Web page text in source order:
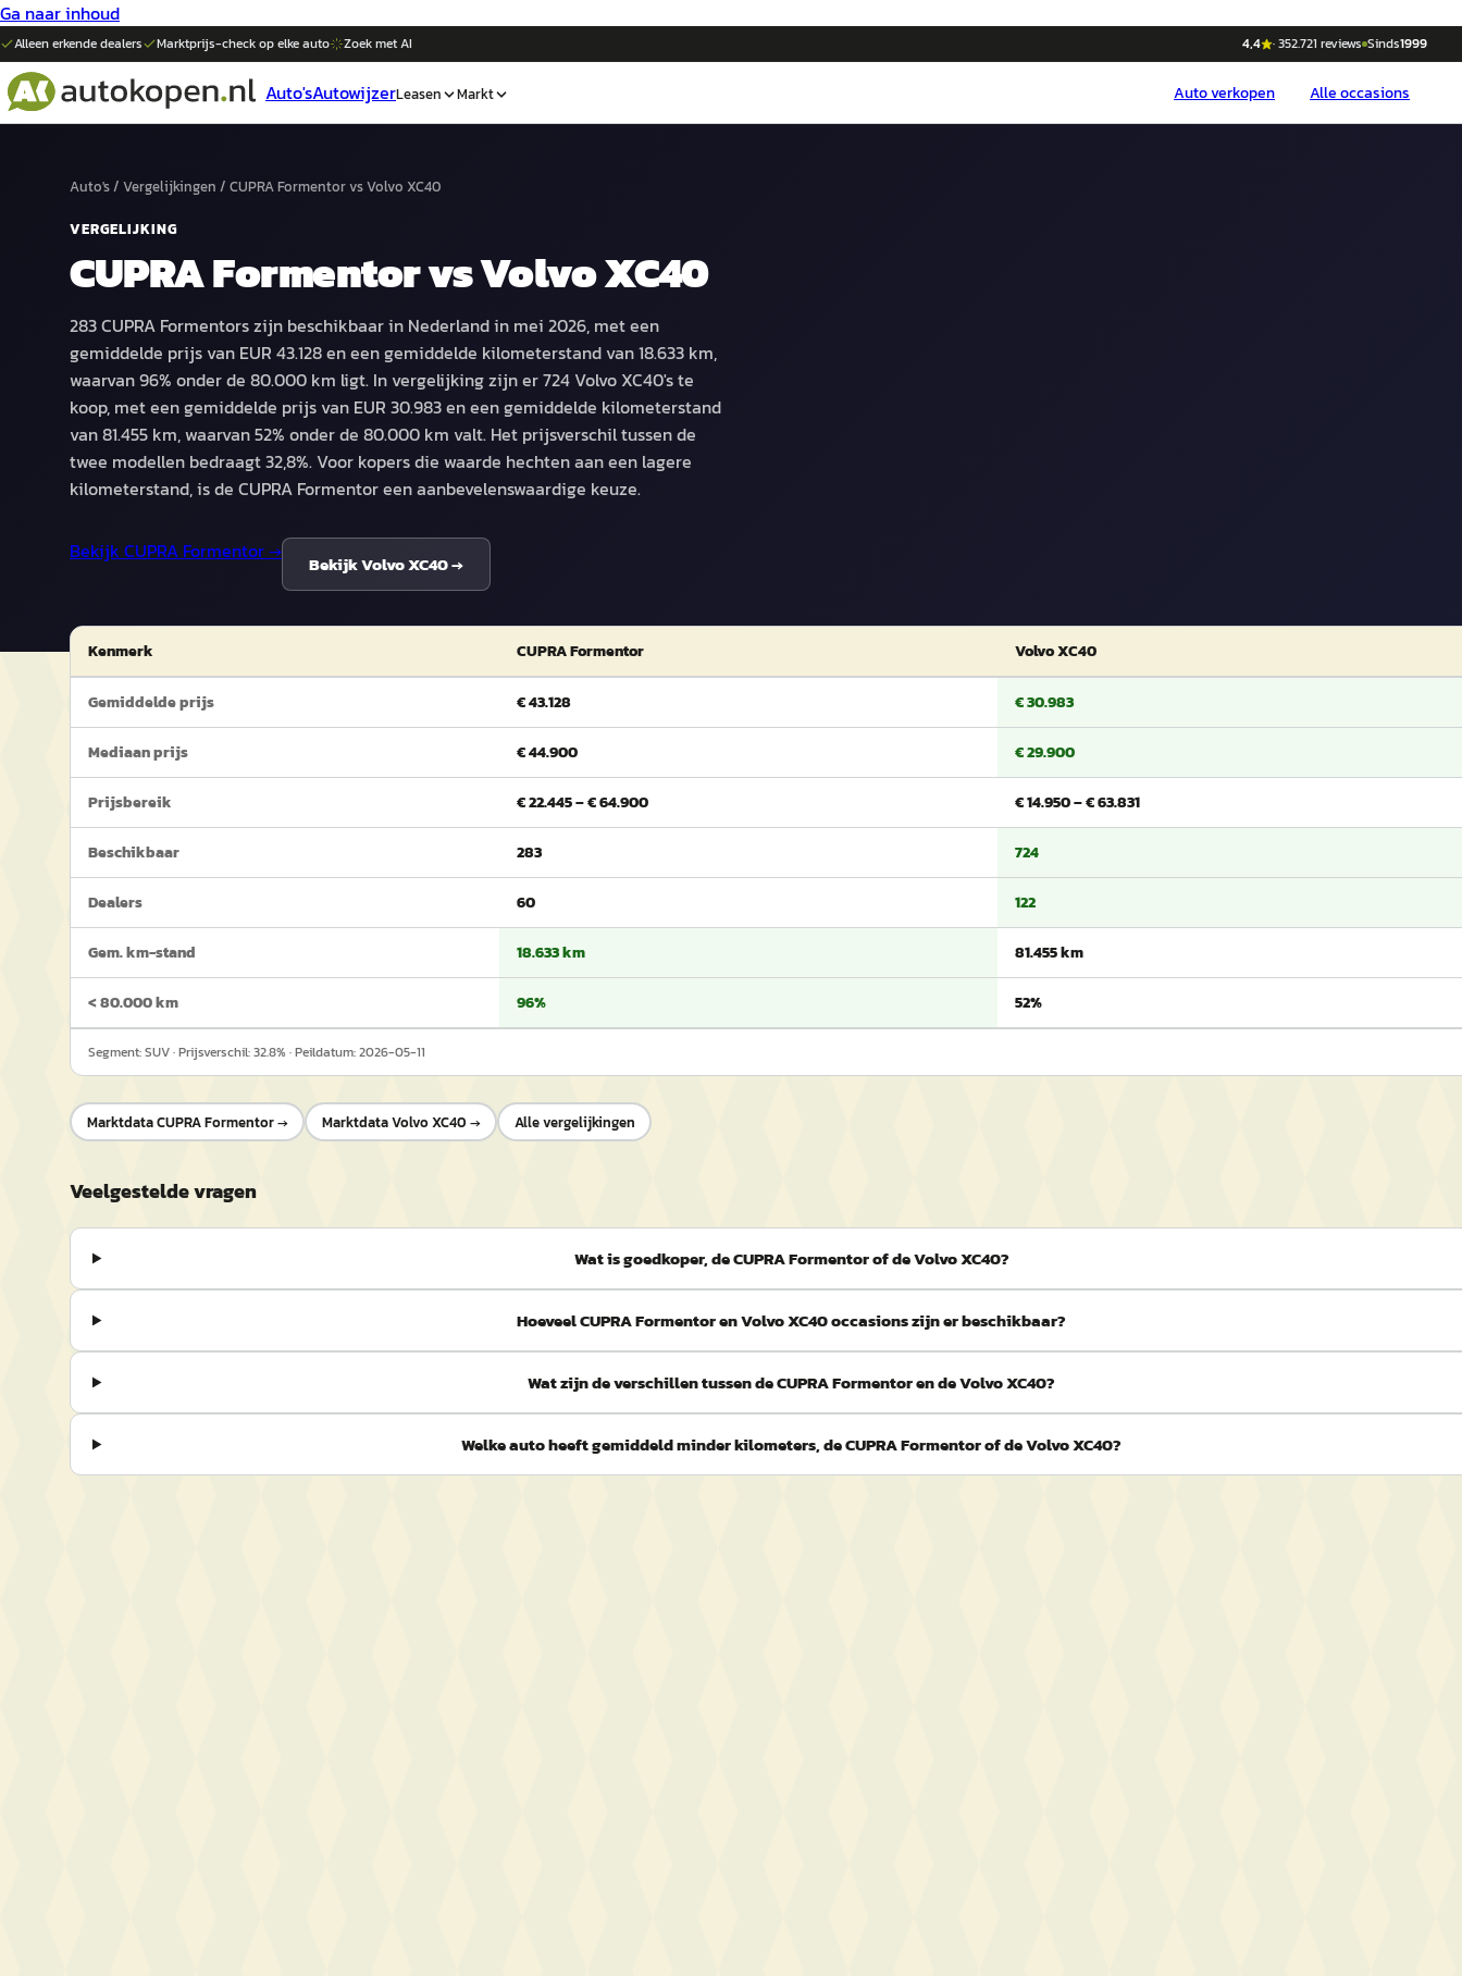
Ga naar inhoud
Alleen erkende dealers Marktprijs-check op elkeauto Zoek met AI 4,4 ·352.721 reviews Sinds1999
Auto'sAutowijzerLeasen Markt Autoverkopen Alle occasions
Auto's/ Vergelijkingen / CUPRA FormentorvsVolvo XC40
VERGELIJKING
CUPRA FormentorvsVolvo XC40
283 CUPRA Formentors zijn beschikbaar in Nederland in mei 2026, met een
gemiddelde prijs van EUR 43.128 en een gemiddelde kilometerstand van 18.633 km,
waarvan 96% onder de 80.000 km ligt. In vergelijking zijn er 724 Volvo XC40's te
koop, met een gemiddelde prijs van EUR 30.983 en een gemiddelde kilometerstand
van 81.455 km, waarvan 52% onder de 80.000 km valt. Het prijsverschil tussen de
twee modellen bedraagt 32,8%. Voor kopers die waarde hechten aan een lagere
kilometerstand, is de CUPRA Formentor een aanbevelenswaardige keuze.
Bekijk CUPRA Formentor→
BekijkVolvo XC40→
Kenmerk CUPRA Formentor Volvo XC40
Gemiddelde prijs € 43.128 € 30.983
Mediaan prijs € 44.900 € 29.900
Prijsbereik € 22.445 – € 64.900 € 14.950 – € 63.831
Beschikbaar 283 724
Dealers 60 122
Gem. km-stand 18.633 km 81.455 km
< 80.000 km 96% 52%
Segment:SUV· Prijsverschil:32.8% · Peildatum:2026-05-11
MarktdataCUPRA Formentor→ MarktdataVolvo XC40 → Alle vergelijkingen
Veelgestelde vragen
Wat is goedkoper, de CUPRA Formentor of de Volvo XC40?
Hoeveel CUPRA Formentor en Volvo XC40 occasions zijn er beschikbaar?
Wat zijn de verschillen tussen de CUPRA Formentor en de Volvo XC40?
Welke auto heeft gemiddeld minder kilometers, de CUPRA Formentor of de Volvo XC40?